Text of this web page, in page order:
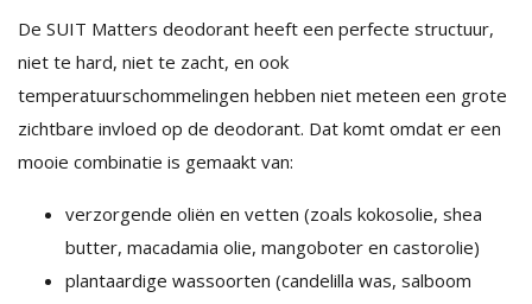
De SUIT Matters deodorant heeft een perfecte structuur,
niet te hard, niet te zacht, en ook
temperatuurschommelingen hebben niet meteen een grote
zichtbare invloed op de deodorant. Dat komt omdat er een
mooie combinatie is gemaakt van:
verzorgende oliën en vetten (zoals kokosolie, shea
butter, macadamia olie, mangoboter en castorolie)
plantaardige wassoorten (candelilla was, salboom